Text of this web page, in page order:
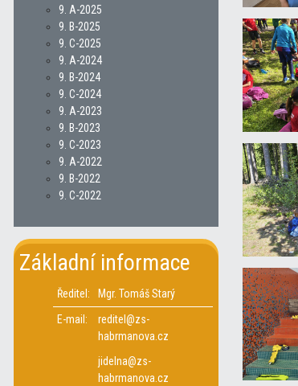
9. A-2025
9. B-2025
9. C-2025
9. A-2024
9. B-2024
9. C-2024
9. A-2023
9. B-2023
9. C-2023
9. A-2022
9. B-2022
9. C-2022
Základní informace
Ředitel:
Mgr. Tomáš Starý
E-mail:
reditel@zs-
habrmanova.cz
jidelna@zs-
habrmanova.cz